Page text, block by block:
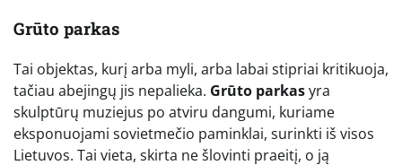
Grūto parkas
Tai objektas, kurį arba myli, arba labai stipriai kritikuoja,
tačiau abejingų jis nepalieka. Grūto parkasyra
skulptūrų muziejus po atviru dangumi, kuriame
eksponuojami sovietmečio paminklai, surinkti iš visos
Lietuvos. Tai vieta, skirta ne šlovinti praeitį, o ją